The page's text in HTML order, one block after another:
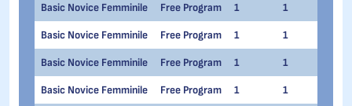
Basic Novice Femminile Free Program 1 1
Basic Novice Femminile Free Program 1 1
Basic Novice Femminile Free Program 1 1
Basic Novice Femminile Free Program 1 1